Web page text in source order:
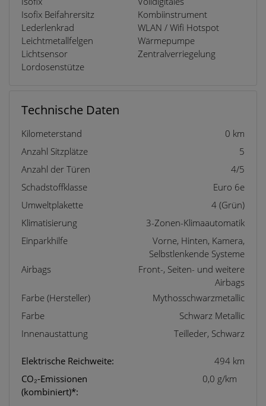
Isofix Beifahrersitz
Lederlenkrad
Leichtmetallfelgen
Lichtsensor
Lordosenstütze
Kombiinstrument
WLAN / Wifi Hotspot
Wärmepumpe
Zentralverriegelung
Technische Daten
Kilometerstand
0 km
Anzahl Sitzplätze
5
Anzahl der Türen
4/5
Schadstoffklasse
Euro 6e
Umweltplakette
4 (Grün)
Klimatisierung
3-Zonen-Klimaautomatik
Einparkhilfe
Vorne, Hinten, Kamera,
Selbstlenkende Systeme
Airbags
Front-, Seiten- und weitere
Airbags
Farbe (Hersteller)
Mythosschwarzmetallic
Farbe
Schwarz Metallic
Innenaustattung
Teilleder, Schwarz
Elektrische Reichweite:
494 km
CO₂-Emissionen
(kombiniert)*:
0,0 g/km